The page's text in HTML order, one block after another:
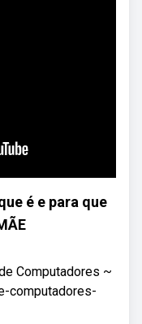
é e para que
Computadores ~
computadores-